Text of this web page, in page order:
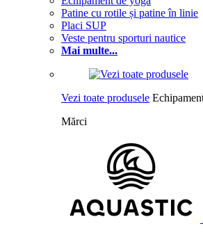
Patine cu rotile și patine în linie
Placi SUP
Veste pentru sporturi nautice
Mai multe...
Vezi toate produsele
Mărci